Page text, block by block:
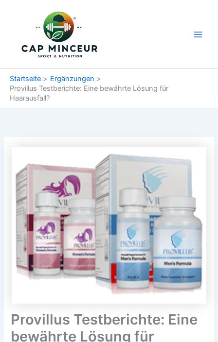
Startseite
Ergänzungen
Provillus Testberichte: Eine bewährte Lösung für
Haarausfall?
Provillus Testberichte: Eine
bewährte Lösung für